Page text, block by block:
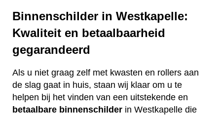
Binnenschilder in Westkapelle:
Kwaliteit en betaalbaarheid
gegarandeerd
Als u niet graag zelf met kwasten en rollers aan
de slag gaat in huis, staan wij klaar om u te
helpen bij het vinden van een uitstekende en
betaalbare binnenschilder in Westkapelle die